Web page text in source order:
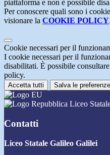
piattaforma e non è possibile
Per conoscere quali sono i
visionare la COOKIE POLICY.
Cookie necessari per il
I cookie necessari per il
disabilitati. È possibile
policy.
Accetta tutti Salva le preferenze
Liceo
Contatti
Liceo Statale Galileo Galilei